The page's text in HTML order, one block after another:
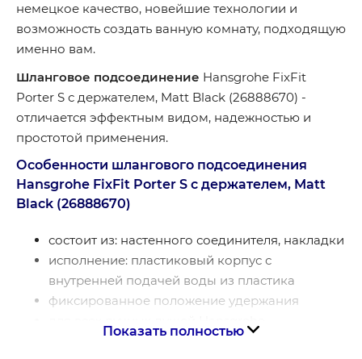
немецкое качество, новейшие технологии и
возможность создать ванную комнату, подходящую
именно вам.
Шланговое подсоединение Hansgrohe FixFit
Porter S с держателем, Matt Black (26888670) -
отличается эффектным видом, надежностью и
простотой применения.
Особенности шлангового подсоединения
Hansgrohe FixFit Porter S с держателем, Matt
Black (26888670)
состоит из: настенного соединителя, накладки
исполнение: пластиковый корпус с
внутренней подачей воды из пластика
фиксированное положение удержания
Показать полностью